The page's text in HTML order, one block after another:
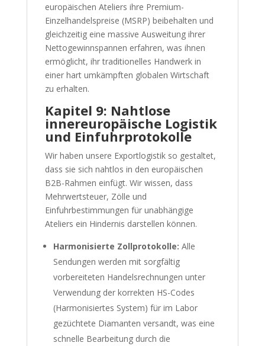
europäischen Ateliers ihre Premium-
Einzelhandelspreise (MSRP) beibehalten und
gleichzeitig eine massive Ausweitung ihrer
Nettogewinnspannen erfahren, was ihnen
ermöglicht, ihr traditionelles Handwerk in
einer hart umkämpften globalen Wirtschaft
zu erhalten.
Kapitel 9: Nahtlose
innereuropäische Logistik
und Einfuhrprotokolle
Wir haben unsere Exportlogistik so gestaltet,
dass sie sich nahtlos in den europäischen
B2B-Rahmen einfügt. Wir wissen, dass
Mehrwertsteuer, Zölle und
Einfuhrbestimmungen für unabhängige
Ateliers ein Hindernis darstellen können.
Harmonisierte Zollprotokolle: Alle
Sendungen werden mit sorgfältig
vorbereiteten Handelsrechnungen unter
Verwendung der korrekten HS-Codes
(Harmonisiertes System) für im Labor
gezüchtete Diamanten versandt, was eine
schnelle Bearbeitung durch die